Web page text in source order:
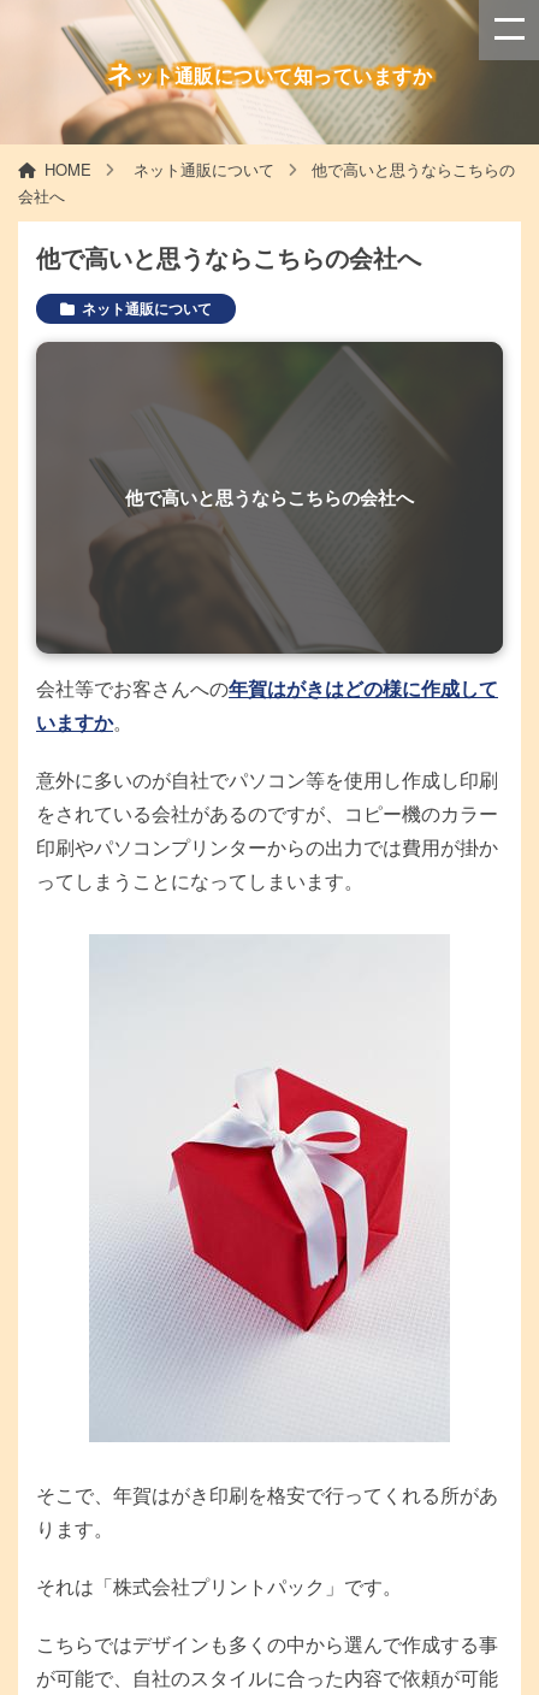
ネット通販について知っていますか
HOME ネット通販について
他で高いと思うならこちらの
会社へ
他で高いと思うならこちらの会社へ
ネット通販について
他で高いと思うならこちらの会社へ
会社等でお客さんへの年賀はがきはどの様に作成して
いますか。
意外に多いのが自社でパソコン等を使用し作成し印刷
をされている会社があるのですが、コピー機のカラー
印刷やパソコンプリンターからの出力では費用が掛か
ってしまうことになってしまいます。
そこで、年賀はがき印刷を格安で行ってくれる所があ
ります。
それは「株式会社プリントパック」です。
こちらではデザインも多くの中から選んで作成する事
が可能で、自社のスタイルに合った内容で依頼が可能